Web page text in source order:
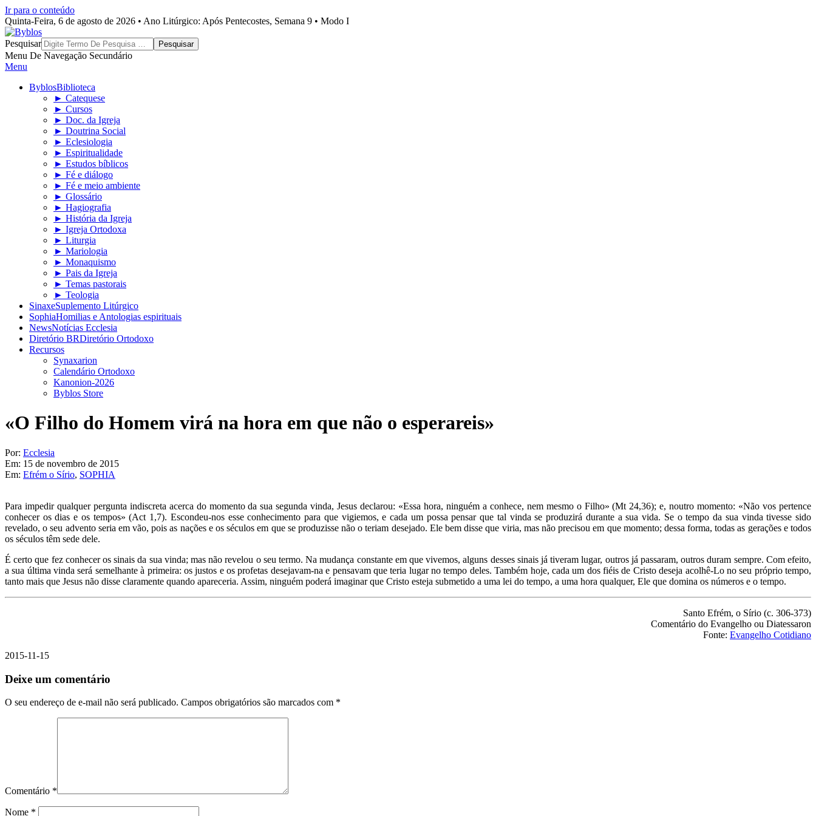
Ir para o conteúdo
Quinta-Feira, 6 de agosto de 2026 • Ano Litúrgico: Após Pentecostes, Semana 9 • Modo I
Byblos
Pesquisar
Menu De Navegação Secundário
Menu
ByblosBiblioteca
► Catequese
► Cursos
► Doc. da Igreja
► Doutrina Social
► Eclesiologia
► Espiritualidade
► Estudos bíblicos
► Fé e diálogo
► Fé e meio ambiente
► Glossário
► Hagiografia
► História da Igreja
► Igreja Ortodoxa
► Liturgia
► Mariologia
► Monaquismo
► Pais da Igreja
► Temas pastorais
► Teologia
SinaxeSuplemento Litúrgico
SophiaHomilias e Antologias espirituais
NewsNotícias Ecclesia
Diretório BRDiretório Ortodoxo
Recursos
Synaxarion
Calendário Ortodoxo
Kanonion-2026
Byblos Store
«O Filho do Homem virá na hora em que não o esperareis»
Por: Ecclesia
Em: 15 de novembro de 2015
Em: Efrém o Sírio, SOPHIA
Para impedir qualquer pergunta indiscreta acerca do momento da sua segunda vinda, Jesus declarou: «Essa hora, ninguém a conhece, nem mesmo o Filho» (Mt 24,36); e, noutro momento: «Não vos pertence
conhecer os dias e os tempos» (Act 1,7). Escondeu-nos esse conhecimento para que vigiemos, e cada um possa pensar que tal vinda se produzirá durante a sua vida. Se o tempo da sua vinda tivesse sido
revelado, o seu advento seria em vão, pois as nações e os séculos em que se produzisse não o teriam desejado. Ele bem disse que viria, mas não precisou em que momento; dessa forma, todas as gerações e todos
os séculos têm sede dele.
É certo que fez conhecer os sinais da sua vinda; mas não revelou o seu termo. Na mudança constante em que vivemos, alguns desses sinais já tiveram lugar, outros já passaram, outros duram sempre. Com efeito,
a sua última vinda será semelhante à primeira: os justos e os profetas desejavam-na e pensavam que teria lugar no tempo deles. Também hoje, cada um dos fiéis de Cristo deseja acolhê-Lo no seu próprio tempo,
tanto mais que Jesus não disse claramente quando apareceria. Assim, ninguém poderá imaginar que Cristo esteja submetido a uma lei do tempo, a uma hora qualquer, Ele que domina os números e o tempo.
Santo Efrém, o Sírio (c. 306-373)
Comentário do Evangelho ou Diatessaron
Fonte: Evangelho Cotidiano
2015-11-15
Deixe um comentário
O seu endereço de e-mail não será publicado. Campos obrigatórios são marcados com *
Comentário *
Nome *